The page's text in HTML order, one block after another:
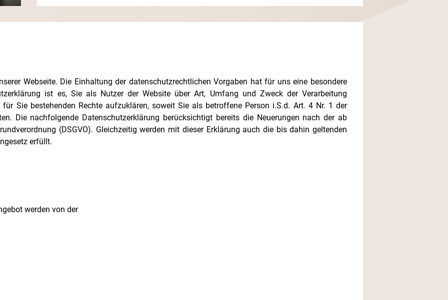
Webseite. Die Einhaltung der datenschutzrechtlichen Vorgaben hat für uns eine besondere
ist es, Sie als Nutzer der Website über Art, Umfang und Zweck der Verarbeitung
für Sie bestehenden Rechte aufzuklären, soweit Sie als betroffene Person i.S.d. Art. 4 Nr. 1 der
Die nachfolgende Datenschutzerklärung berücksichtigt bereits die Neuerungen nach der ab
(DSGVO). Gleichzeitig werden mit dieser Erklärung auch die bis dahin geltenden
erfüllt.
werden von der